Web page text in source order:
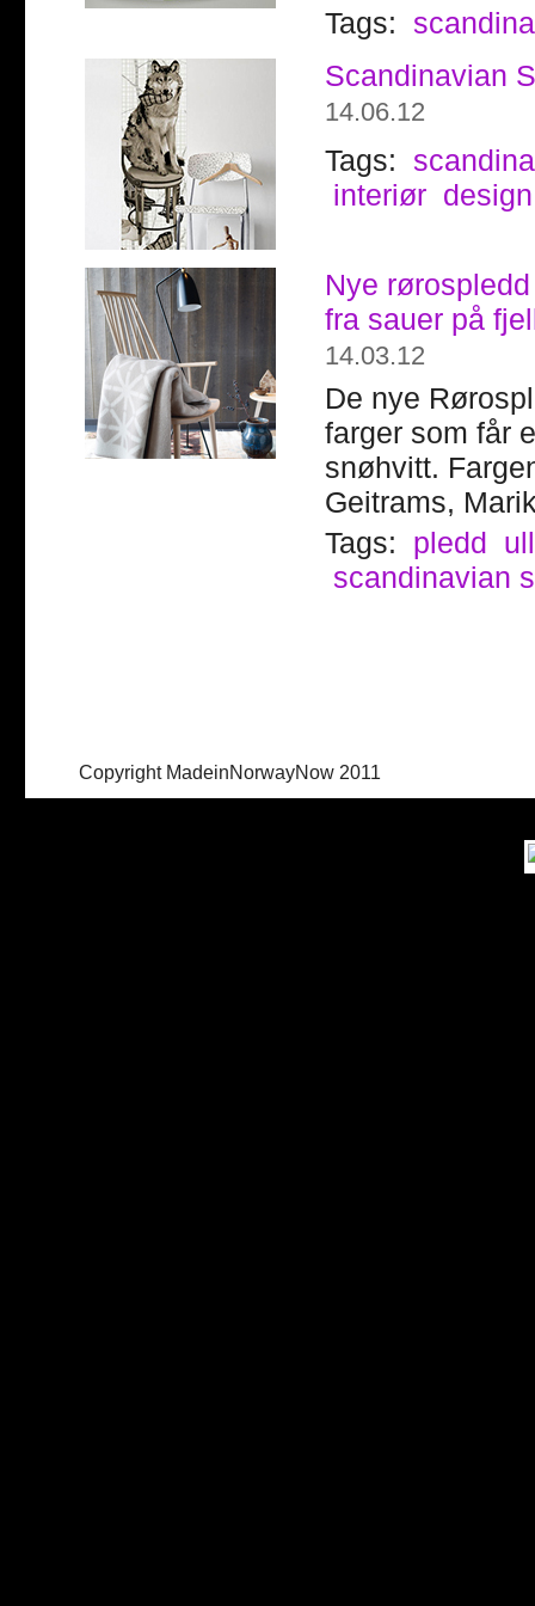
Tags:
Scandinavian
14.06.12
Tags:
interiør design
Nye
fra sauer på
14.03.12
De nye
farger som får
snøhvitt.
Geitrams,
Tags:
pledd ull
scandinavian
Copyright MadeinNorwayNow 2011